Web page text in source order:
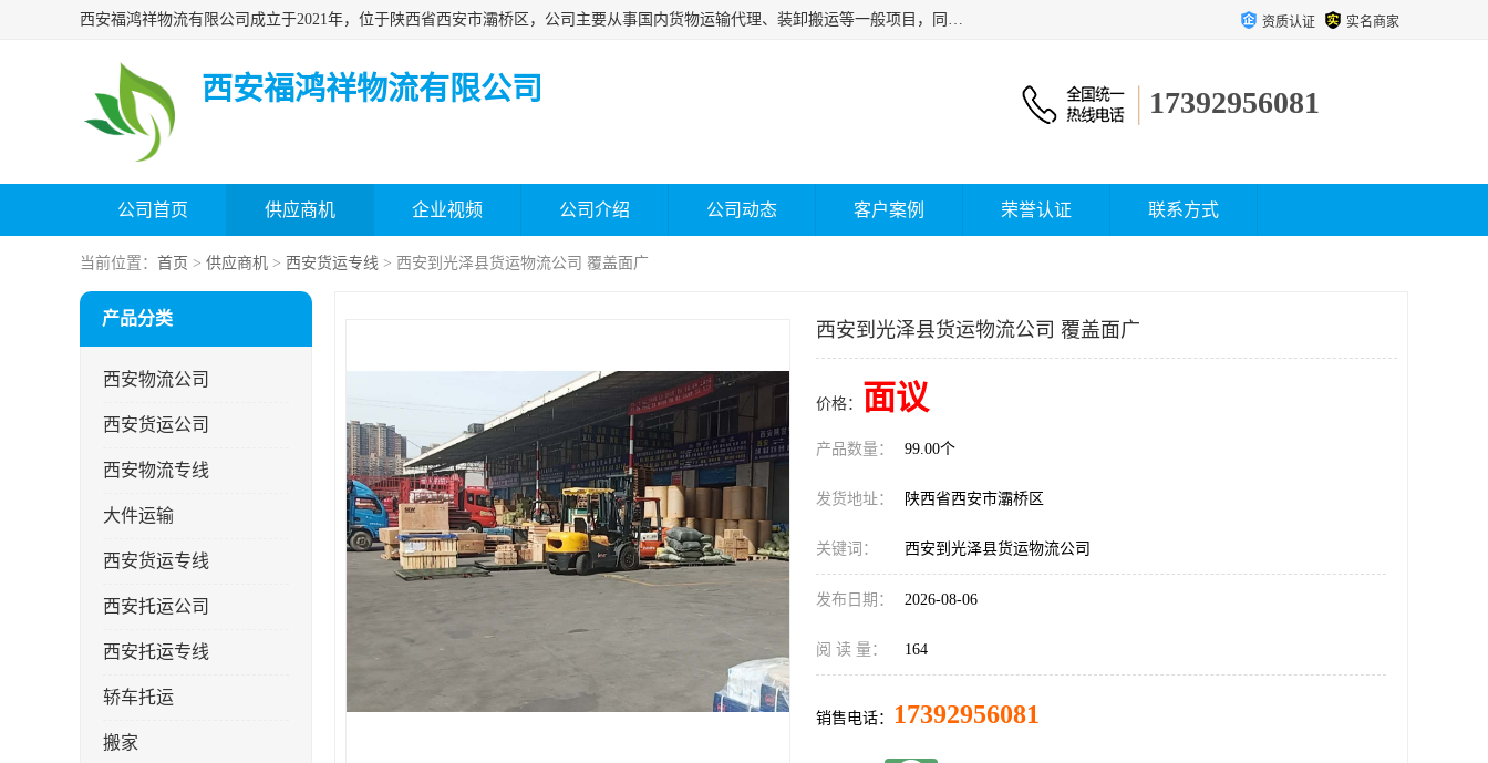
西安福鸿祥物流有限公司成立于2021年，位于陕西省西安市灞桥区，公司主要从事国内货物运输代理、装卸搬运等一般项目，同时具备道路货物运输（不含危险货物）的许可资质。凭借专业的物流服务和*的运输能力，公司致力于为客户提供安全、可靠的物流解决方案，满足多样化的运输需求，助力企业*运营。 资质认证 实名商家
西安福鸿祥物流有限公司 17392956081
公司首页 供应商机 企业视频 公司介绍 公司动态 客户案例 荣誉认证 联系方式
当前位置： 首页 > 供应商机 > 西安货运专线 > 西安到光泽县货运物流公司 覆盖面广
产品分类
西安物流公司
西安货运公司
西安物流专线
大件运输
西安货运专线
西安托运公司
西安托运专线
轿车托运
搬家
西安到光泽县货运物流公司 覆盖面广
价格： 面议
产品数量： 99.00个
发货地址： 陕西省西安市灞桥区
关键词： 西安到光泽县货运物流公司
发布日期： 2026-08-06
阅 读 量： 164
销售电话： 17392956081